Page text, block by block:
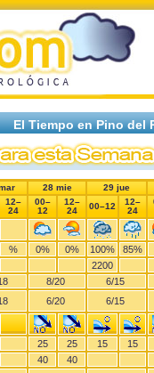
El Tiempo en Pino del
28 mie 29 jue
12–
24
00–
12
12–
24
00–12
12–
24
% 0% 0% 100% 85%
2200
8/20 6/15
6/20 6/15
25 25 15 15
40 40